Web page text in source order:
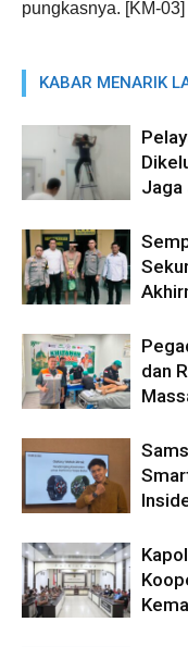
pungkasnya. [KM-03]
KABAR MENARIK
Jaga
dan